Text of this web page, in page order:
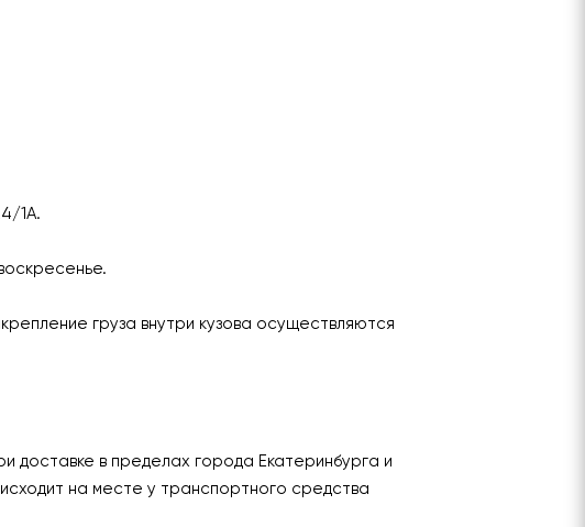
1А.
груза внутри кузова осуществляются
доставке в пределах города Екатеринбурга и
на месте у транспортного средства